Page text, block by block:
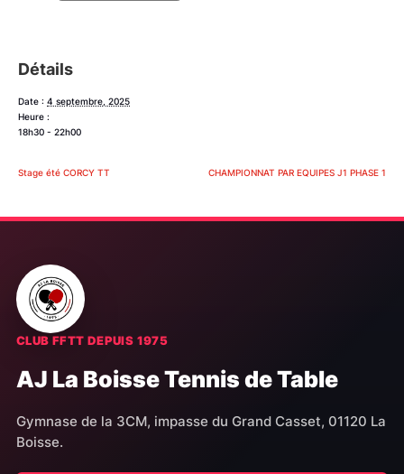
Détails
Date : 4 septembre, 2025
Heure :
18h30 - 22h00
Stage été CORCY TT CHAMPIONNAT PAR EQUIPES J1 PHASE 1
CLUB FFTT DEPUIS 1975
AJ La Boisse Tennis de Table
Gymnase de la 3CM, impasse du Grand Casset, 01120 La
Boisse.